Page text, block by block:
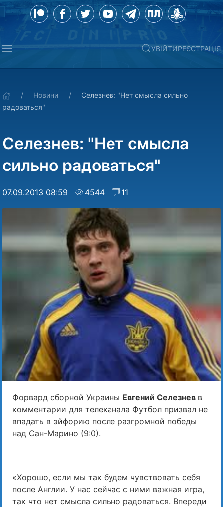
УВІЙТИРЕЄСТРАЦІЯ
Новини
Селезнев: "Нет смысла сильно
радоваться"
Селезнев: "Нет смысла
сильно радоваться"
07.09.2013 08:59 4544 11
Форвард сборной Украины Евгений Селезнев в
комментарии для телеканала Футбол призвал не
впадать в эйфорию после разгромной победы
над Сан-Марино (9:0).
«Хорошо, если мы так будем чувствовать себя
после Англии. У нас сейчас с ними важная игра,
так что нет смысла сильно радоваться. Впереди